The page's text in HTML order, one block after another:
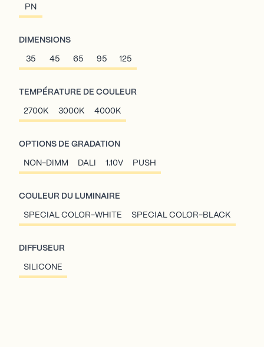
PN
DIMENSIONS
35 45 65 95 125
TEMPÉRATURE DE COULEUR
2700K 3000K 4000K
OPTIONS DE GRADATION
NON-DIMM DALI 1.10V PUSH
COULEUR DU LUMINAIRE
SPECIAL COLOR-WHITE SPECIAL COLOR-BLACK
DIFFUSEUR
SILICONE